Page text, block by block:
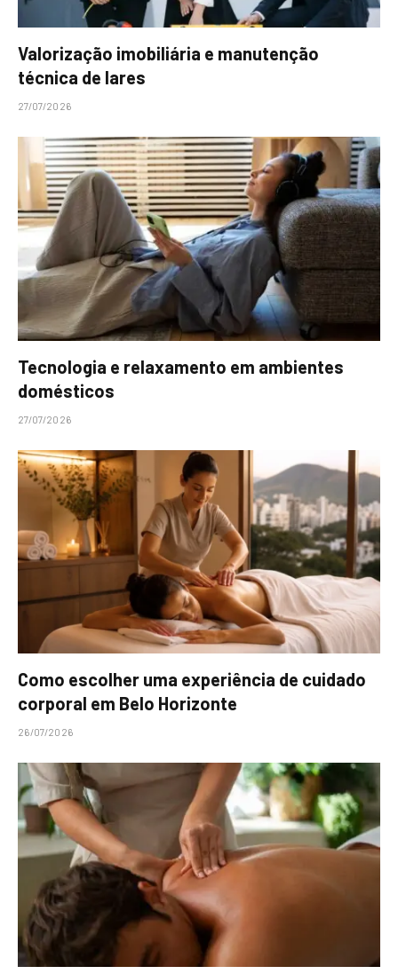
Valorização imobiliária e manutenção
técnica de lares
27/07/2026
Tecnologia e relaxamento em ambientes
domésticos
27/07/2026
Como escolher uma experiência de cuidado
corporal em Belo Horizonte
26/07/2026